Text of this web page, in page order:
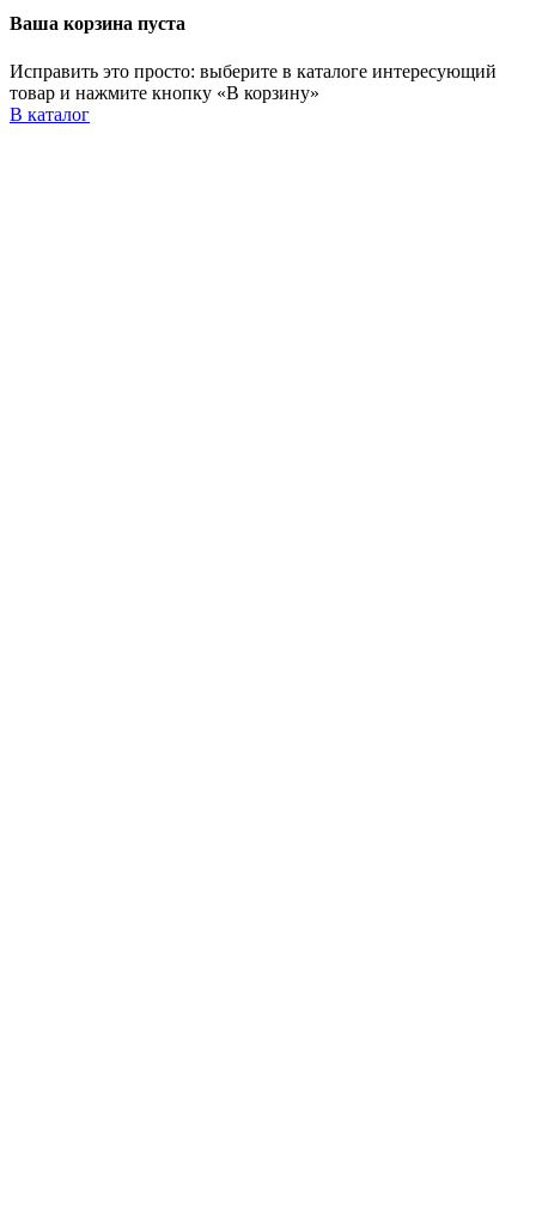
Ваша корзина пуста
Исправить это просто: выберите в каталоге интересующий
товар и нажмите кнопку «В корзину»
В каталог